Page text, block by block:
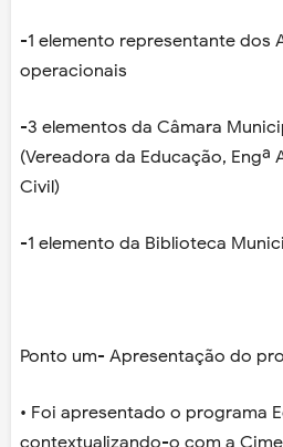
-1 elemento representante dos
operacionais
-3 elementos da Câmara
(Vereadora da Educação, Engª
Civil)
-1 elemento da Biblioteca
Ponto um- Apresentação do
• Foi apresentado o programa